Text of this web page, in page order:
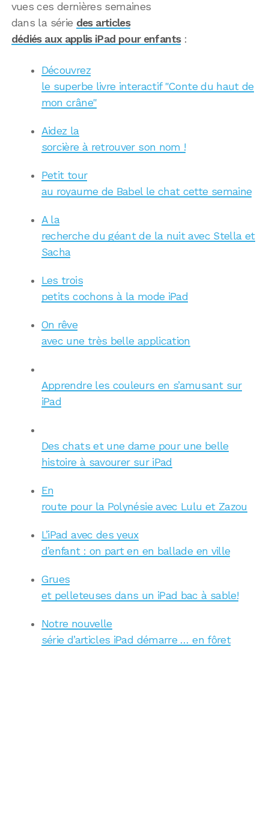
vues ces dernières semaines
dans la série des articles
dédiés aux applis iPad pour enfants:
Découvrez
le superbe livre interactif "Conte du haut de
mon crâne"
Aidez la
sorcière à retrouver son nom !
Petit tour
au royaume de Babel le chat cette semaine
A la
recherche du géant de la nuit avec Stella et
Sacha
Les trois
petits cochons à la mode iPad
On rêve
avec une très belle application
Apprendre les couleurs en s’amusant sur
iPad
Des chats et une dame pour une belle
histoire à savourer sur iPad
En
route pour la Polynésie avec Lulu et Zazou
L’iPad avec des yeux
d’enfant : on part en en ballade en ville
Grues
et pelleteuses dans un iPad bac à sable!
Notre nouvelle
série d’articles iPad démarre … en fôret